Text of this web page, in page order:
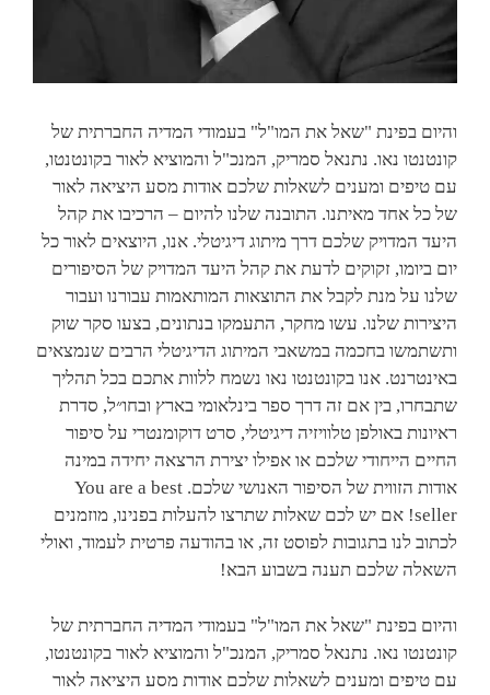
והיום בפינת "שאל את המו"ל" בעמודי המדיה החברתית של
קונטנטו נאו. נתנאל סמריק, המנכ"ל והמוציא לאור בקונטנטו,
עם טיפים ומענים לשאלות שלכם אודות מסע היציאה לאור
של כל אחד מאיתנו. התובנה שלנו להיום – הרכיבו את קהל
היעד המדויק שלכם דרך מיתוג דיגיטלי. אנו, היוצאים לאור כל
יום ביומו, זקוקים לדעת את קהל היעד המדויק של הסיפורים
שלנו על מנת לקבל את התוצאות המותאמות עבורנו ועבור
היצירות שלנו. עשו מחקר, התעמקו בנתונים, בצעו סקר שוק
ותשתמשו בחכמה במשאבי המיתוג הדיגיטלי הרבים שנמצאים
באינטרנט. אנו בקונטנטו נאו נשמח ללוות אתכם בכל תהליך
שתבחרו, בין אם זה דרך ספר בינלאומי בארץ ובחו״ל, סדרת
ראיונות באולפן טלוויזיה דיגיטלי, סרט דוקומנטרי על סיפור
החיים הייחודי שלכם או אפילו יצירת הרצאה יחידה במינה
אודות הזווית של הסיפור האנושי שלכם. You are a best
seller! אם יש לכם שאלות שתרצו להעלות בפנינו, מוזמנים
לכתוב לנו בתגובות לפוסט זה, או בהודעה פרטית לעמוד, ואולי
השאלה שלכם תענה בשבוע הבא!
והיום בפינת "שאל את המו"ל" בעמודי המדיה החברתית של
קונטנטו נאו. נתנאל סמריק, המנכ"ל והמוציא לאור בקונטנטו,
עם טיפים ומענים לשאלות שלכם אודות מסע היציאה לאור